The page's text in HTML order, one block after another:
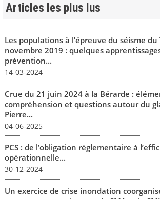
Articles les plus lus
Les populations à l’épreuve du séisme du
novembre 2019 : quelques
prévention...
14-03-2024
Crue du 21 juin 2024 à la Bérarde :
compréhension et questions autour du
Pierre...
04-06-2025
PCS : de l’obligation réglementaire à
opérationnelle...
30-12-2024
Un exercice de crise inondation